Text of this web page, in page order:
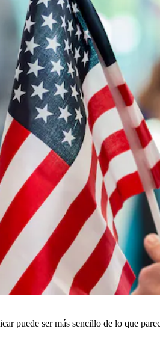
puede ser más sencillo de lo que